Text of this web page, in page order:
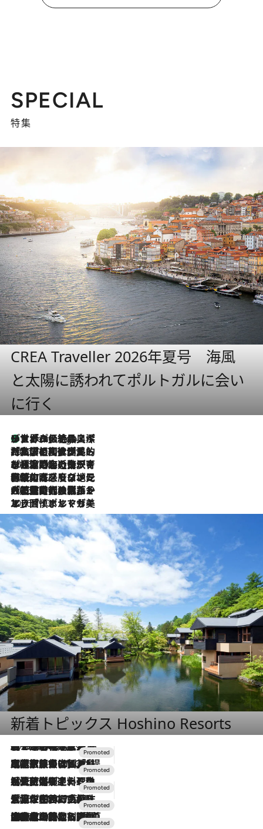
SPECIAL
特集
CREA Traveller 2026年夏号 海風
と太陽に誘われてポルトガルに会い
に行く
8 Hours Ago
リスボンの絶品スイーツ「パステル・デ・ナタ」とは？ポルトガル伝統の奥深い世界へ
2026.7.27
「私の祖国はポルトガル語です」国民的詩人フェルナンド・ペソアと、彼が愛した文学の街を歩く
2026.7.26
ポルトガル近海が育む極上の海の幸。キリリと冷えた白ワインと愉しむ、シーフード専門店の贅沢
2026.7.22
伝統の味をモダンに昇華。高感度な地元客が集う、リスボンの最旬ガストロノミー
2026.7.21
大航海時代の栄華から、震災、独裁、そして革命へ。ポルトガル・首都リスボンの石畳に刻まれた「歴史の光と影」
2026.7.13
エッセイ・ヤマザキマリ「慎ましくも美しき国 ポルトガル」
新着トピックス Hoshino Resorts
2026.8.7
【トンボの足水浴】ヒノキの香りに包まれて涼感マックス！約13℃の湧水かけ流しを避暑地「星野温泉 トンボの湯」で体験
2026.7.31
【ホテル帰省】という選択肢をOMOが提案。家族とほどよい距離を保つには「昼は実家、夜は気兼ねなくホテルで！」
2026.7.24
【夏限定ディナーコース】旬を迎える稚鮎や花ズッキーニなどをイタリア・トスカーナの郷土料理の手法で満喫！
2026.7.17
「土佐和ハーブかき氷」がOMO7高知に登場！生姜、山椒、大葉など目にも舌にも涼を呼ぶ郷土の味
2026.7.10
NEW OPEN！【界 草津】名湯の地に誕生。趣の異なる2種の温泉と上州ならではの会席・蕎麦割烹など美食を味わう究極の癒やし旅